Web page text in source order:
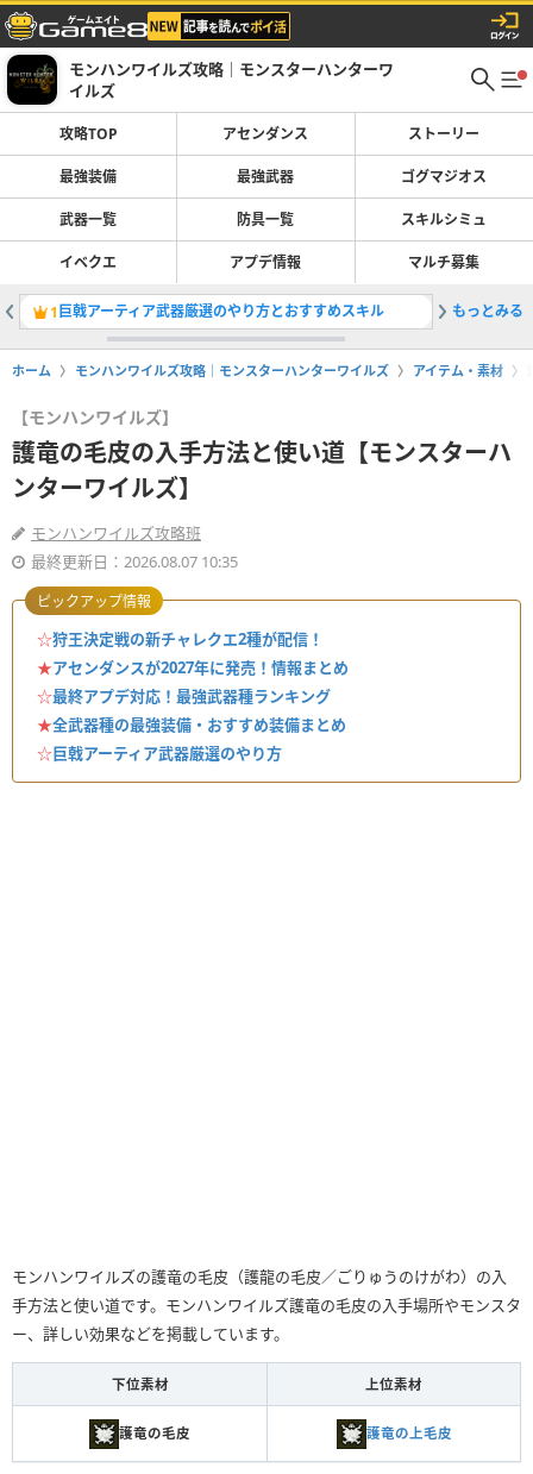
モンハンワイルズ攻略｜モンスターハンターワ
イルズ
攻略TOP アセンダンス ストーリー
最強装備 最強武器 ゴグマジオス
武器一覧 防具一覧 スキルシミュ
イベクエ アプデ情報 マルチ募集
1巨戟アーティア武器厳選のやり方とおすすめスキル 2ライト
もっとみる
ホーム モンハンワイルズ攻略｜モンスターハンターワイルズ アイテム・素材
【モンハンワイルズ】
護竜の毛皮の入手方法と使い道【モンスターハ
ンターワイルズ】
モンハンワイルズ攻略班
最終更新日：2026.08.07 10:35
☆狩王決定戦の新チャレクエ2種が配信！
★アセンダンスが2027年に発売！情報まとめ
☆最終アプデ対応！最強武器種ランキング
★全武器種の最強装備・おすすめ装備まとめ
☆巨戟アーティア武器厳選のやり方
ピックアップ情報
モンハンワイルズの護竜の毛皮（護龍の毛皮／ごりゅうのけがわ）の入
手方法と使い道です。モンハンワイルズ護竜の毛皮の入手場所やモンスタ
ー、詳しい効果などを掲載しています。
下位素材 上位素材
護竜の毛皮 護竜の上毛皮